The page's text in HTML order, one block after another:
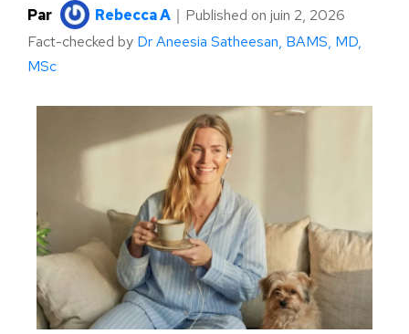
Par Rebecca A ｜ Published on juin 2, 2026
Fact-checked by Dr Aneesia Satheesan, BAMS, MD,
MSc